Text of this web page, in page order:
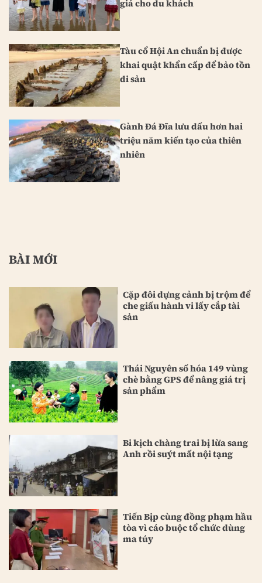
giá cho du khách
Tàu cổ Hội An chuẩn bị được
khai quật khẩn cấp để bảo tồn
di sản
Gành Đá Đĩa lưu dấu hơn hai
triệu năm kiến tạo của thiên
nhiên
BÀI MỚI
Cặp đôi dựng cảnh bị trộm để
che giấu hành vi lấy cắp tài
sản
Thái Nguyên số hóa 149 vùng
chè bằng GPS để nâng giá trị
sản phẩm
Bi kịch chàng trai bị lừa sang
Anh rồi suýt mất nội tạng
Tiến Bịp cùng đồng phạm hầu
tòa vì cáo buộc tổ chức dùng
ma túy